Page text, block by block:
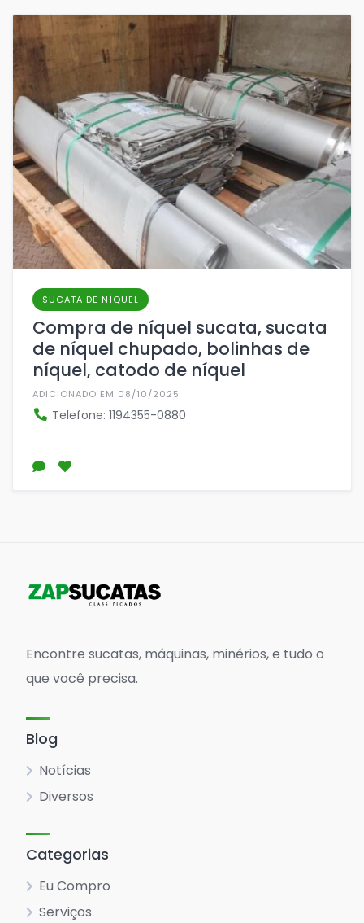
SUCATA DE NÍQUEL
Compra de níquel sucata, sucata
de níquel chupado, bolinhas de
níquel, catodo de níquel
ADICIONADO EM 08/10/2025
Telefone: 1194355-0880
Encontre sucatas, máquinas, minérios, e tudo o
que você precisa.
Blog
Notícias
Diversos
Categorias
Eu Compro
Serviços